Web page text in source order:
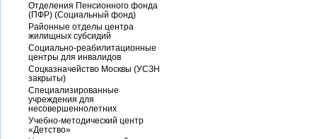
Отделения Пенсионного фонда
(ПФР) (Социальный фонд)
Районные отделы центра
жилищных субсидий
Социально-реабилитационные
центры для инвалидов
Соцказначейство Москвы (УСЗН
закрыты)
Специализированные
учреждения для
несовершеннолетних
Учебно-методический центр
«Детство»